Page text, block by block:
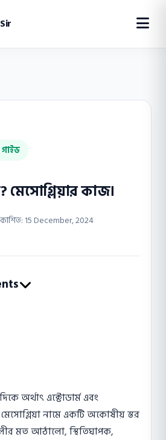
গাইড
মেসোগ্লিয়ার কাজ।
15 December, 2024
অর্থাৎ এক্টোডার্ম এবং
মেসােগ্লিয়া নামে একটি অকোষীয় স্তর
মত আঠালাে, স্থিতিঘাপক,